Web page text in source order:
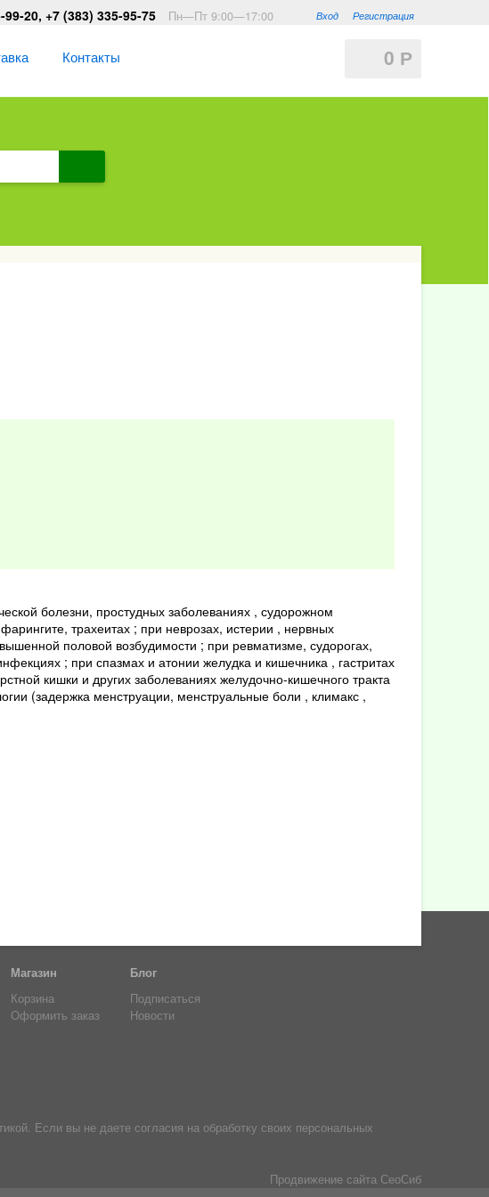
Вход Регистрация
20, +7 (383) 335-95-75 Пн—Пт 9:00—17:00
0 Р
Контакты
болезни, простудных заболеваниях , судорожном
трахеитах ; при неврозах, истерии , нервных
половой возбудимости ; при ревматизме, судорогах,
; при спазмах и атонии желудка и кишечника , гастритах
кишки и других заболеваниях желудочно-кишечного тракта
(задержка менструации, менструальные боли , климакс ,
Магазин
Корзина
Оформить заказ
Блог
Подписаться
Новости
Если вы не даете согласия на обработку своих персональных
Продвижение сайтаСеоСиб